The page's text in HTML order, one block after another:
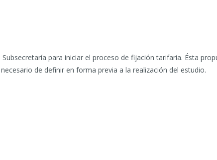
para iniciar el proceso de fijación tarifaria. Ésta
de definir en forma previa a la realización del estudio.